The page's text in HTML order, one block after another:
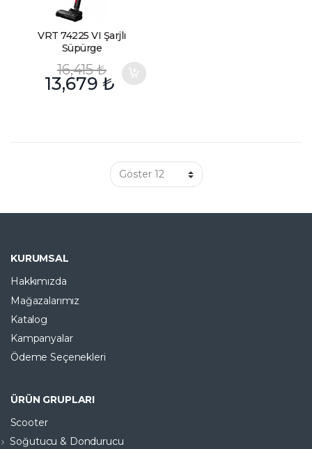
VRT 74225 VI Şarjlı
Süpürge
16,415₺
13,679₺
KURUMSAL
Hakkımızda
Mağazalarımız
Katalog
Kampanyalar
Ödeme Seçenekleri
ÜRÜN GRUPLARI
Scooter
Soğutucu & Dondurucu